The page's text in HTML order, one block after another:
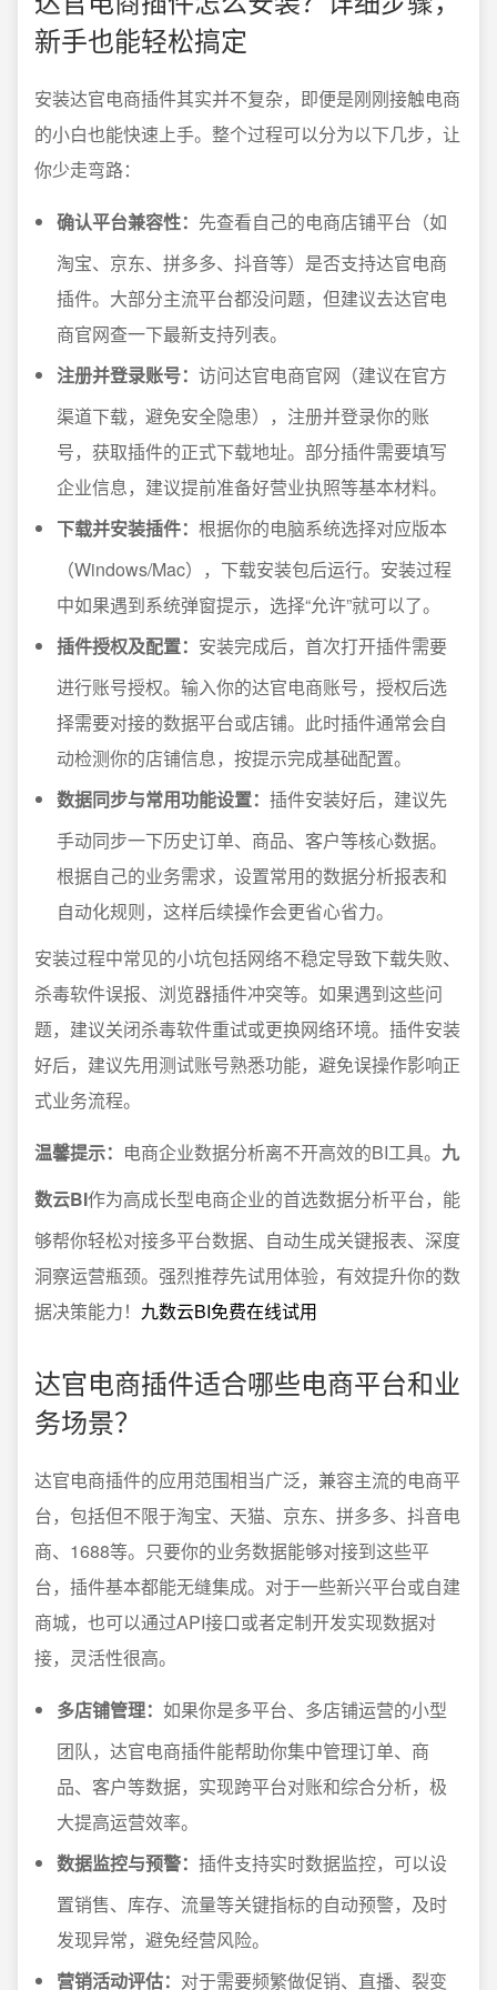
新手也能轻松搞定
安装达官电商插件其实并不复杂，即便是刚刚接触电商
的小白也能快速上手。整个过程可以分为以下几步，让
你少走弯路：
确认平台兼容性： 先查看自己的电商店铺平台（如
淘宝、京东、拼多多、抖音等）是否支持达官电商
插件。大部分主流平台都没问题，但建议去达官电
商官网查一下最新支持列表。
注册并登录账号： 访问达官电商官网（建议在官方
渠道下载，避免安全隐患），注册并登录你的账
号，获取插件的正式下载地址。部分插件需要填写
企业信息，建议提前准备好营业执照等基本材料。
下载并安装插件： 根据你的电脑系统选择对应版本
（Windows/Mac），下载安装包后运行。安装过程
中如果遇到系统弹窗提示，选择“允许”就可以了。
插件授权及配置： 安装完成后，首次打开插件需要
进行账号授权。输入你的达官电商账号，授权后选
择需要对接的数据平台或店铺。此时插件通常会自
动检测你的店铺信息，按提示完成基础配置。
数据同步与常用功能设置： 插件安装好后，建议先
手动同步一下历史订单、商品、客户等核心数据。
根据自己的业务需求，设置常用的数据分析报表和
自动化规则，这样后续操作会更省心省力。
安装过程中常见的小坑包括网络不稳定导致下载失败、
杀毒软件误报、浏览器插件冲突等。如果遇到这些问
题，建议关闭杀毒软件重试或更换网络环境。插件安装
好后，建议先用测试账号熟悉功能，避免误操作影响正
式业务流程。
温馨提示： 电商企业数据分析离不开高效的BI工具。 九
数云BI作为高成长型电商企业的首选数据分析平台，能
够帮你轻松对接多平台数据、自动生成关键报表、深度
洞察运营瓶颈。强烈推荐先试用体验，有效提升你的数
据决策能力！ 九数云BI免费在线试用
达官电商插件适合哪些电商平台和业
务场景？
达官电商插件的应用范围相当广泛，兼容主流的电商平
台，包括但不限于淘宝、天猫、京东、拼多多、抖音电
商、1688等。只要你的业务数据能够对接到这些平
台，插件基本都能无缝集成。对于一些新兴平台或自建
商城，也可以通过API接口或者定制开发实现数据对
接，灵活性很高。
多店铺管理： 如果你是多平台、多店铺运营的小型
团队，达官电商插件能帮助你集中管理订单、商
品、客户等数据，实现跨平台对账和综合分析，极
大提高运营效率。
数据监控与预警： 插件支持实时数据监控，可以设
置销售、库存、流量等关键指标的自动预警，及时
发现异常，避免经营风险。
营销活动评估： 对于需要频繁做促销、直播、裂变